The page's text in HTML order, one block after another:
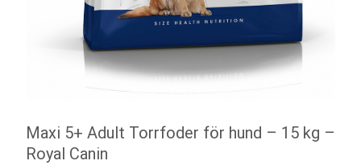
Maxi 5+ Adult Torrfoder för hund – 15 kg –
Royal Canin